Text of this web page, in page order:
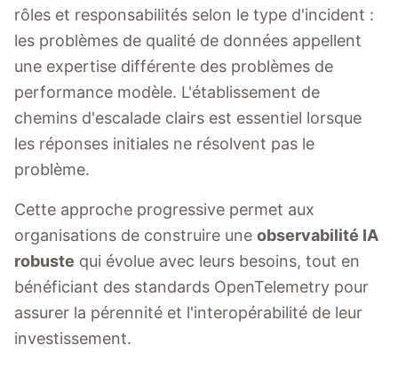
rôles et responsabilités selon le type d'incident :
les problèmes de qualité de données appellent
une expertise différente des problèmes de
performance modèle. L'établissement de
chemins d'escalade clairs est essentiel lorsque
les réponses initiales ne résolvent pas le
problème.
Cette approche progressive permet aux
organisations de construire une observabilité IA
robuste qui évolue avec leurs besoins, tout en
bénéficiant des standards OpenTelemetry pour
assurer la pérennité et l'interopérabilité de leur
investissement.